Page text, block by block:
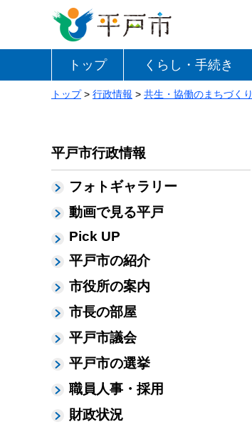
トップ くらし・手続き
トップ> 行政情報 > 共生・協働のまちづくり
平戸市行政情報
フォトギャラリー
動画で見る平戸
Pick UP
平戸市の紹介
市役所の案内
市長の部屋
平戸市議会
平戸市の選挙
職員人事・採用
財政状況